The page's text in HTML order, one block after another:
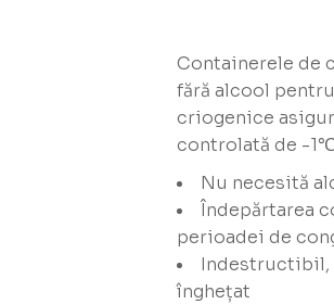
Containerele de
fără alcool
criogenice
controlată de -
Nu necesită
Îndepărtarea
perioadei de
Indestructibil,
înghețat